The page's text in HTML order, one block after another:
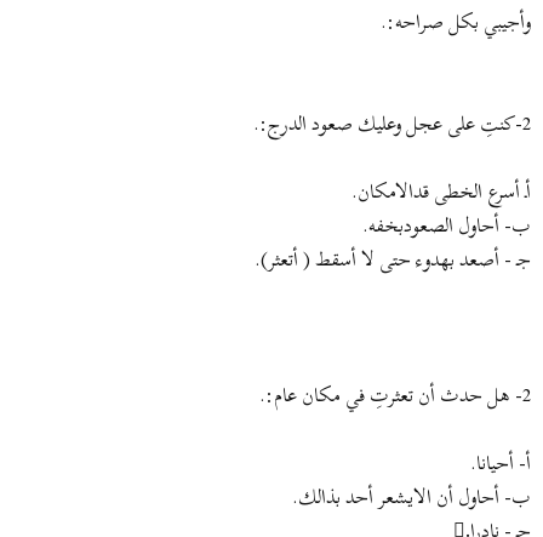
وأجيبي بكل صراحه:.
2-كنتِ على عجل وعليك صعود الدرج:.
أـ أسرع الخطى قدالامكان.
ب- أحاول الصعودبخفه.
جـ - أصعد بهدوء حتى لا أسقط ( أتعثر).
2- هل حدث أن تعثرتِ في مكان عام:.
أ‌- أحيانا.
ب‌- أحاول أن الايشعر أحد بذالك.